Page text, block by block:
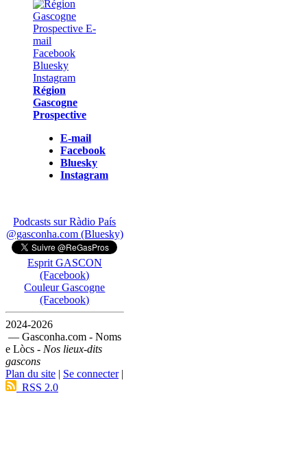
Région
Gascogne
Prospective
E-mail
Facebook
Bluesky
Instagram
Podcasts sur Ràdio País
@gasconha.com (Bluesky)
Esprit GASCON
(Facebook)
Couleur Gascogne
(Facebook)
2024-2026
— Gasconha.com - Noms
e Lòcs - Nos lieux-dits
gascons
Plan du site | Se connecter|
RSS 2.0